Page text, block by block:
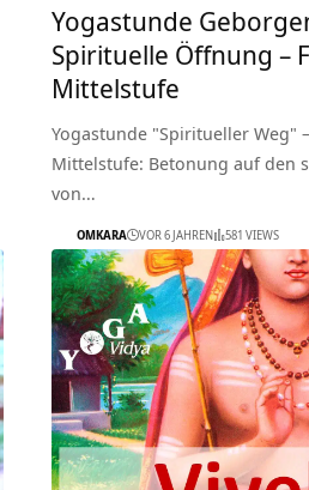
Yogastunde
Spirituelle Öffnung –
Mittelstufe
Yogastunde "Spiritueller Weg"
Mittelstufe: Betonung auf den
von…
OMKARA VOR 6 JAHREN 581 VIEWS